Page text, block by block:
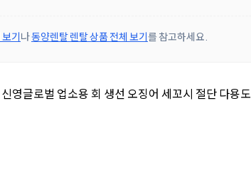
기나동양렌탈 렌탈 상품 전체 보기를 참고하세요.